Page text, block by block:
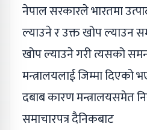
नेपाल सरकारले भारतमा
ल्याउने र उक्त खोप ल्याउन
खोप ल्याउने गरी त्यसको
मन्त्रालयलाई जिम्मा दिएको
दबाब कारण मन्त्रालयसमेत
समाचारपत्र दैनिकबाट